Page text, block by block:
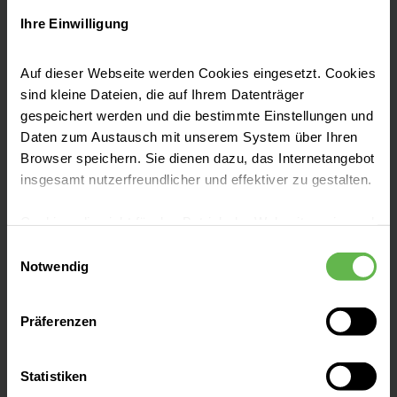
Ihre Einwilligung
Auf dieser Webseite werden Cookies eingesetzt. Cookies
sind kleine Dateien, die auf Ihrem Datenträger
gespeichert werden und die bestimmte Einstellungen und
Daten zum Austausch mit unserem System über Ihren
Browser speichern. Sie dienen dazu, das Internetangebot
insgesamt nutzerfreundlicher und effektiver zu gestalten.
eingesetzt werden.
Es steht Ihnen frei, unsere Seite mit nur den notwendigen
Cookies zu benutzen, eine individuelle Auswahl
oder durch Auswahl von „Alle Cookies akzeptieren“ in die
Notwendig
Präferenzen
Statistiken
Fachbereiche
Zentren